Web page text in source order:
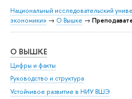
Национальный исследовательский
экономики» → О Вышке →
О ВЫШКЕ
Цифры и факты
Руководство и структура
Устойчивое развитие в НИУ ВШЭ